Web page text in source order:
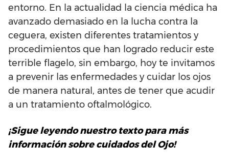
entorno. En la actualidad la ciencia médica ha
avanzado demasiado en la lucha contra la
ceguera, existen diferentes tratamientos y
procedimientos que han logrado reducir este
terrible flagelo, sin embargo, hoy te invitamos
a prevenir las enfermedades y cuidar los ojos
de manera natural, antes de tener que acudir
a un tratamiento oftalmológico.
¡Sigue leyendo nuestro texto para más
información sobre cuidados del Ojo!